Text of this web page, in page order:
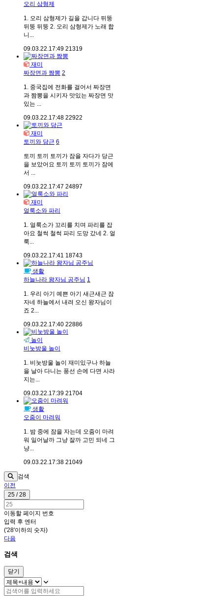
오리 삼형제
1. 오리 삼형제가 길을 갑니다 뒤뚱
뒤뚱 뒤뚱 2. 오리 삼형제가 노래 합
니...
09.03.22.17:49 21319
재미
짜장면과 짬뽕 2
1. 중국집에 전화를 걸어서 짜장면
과 짬뽕을 시키자 맛있는 짜장면 맛
있는 ...
09.03.22.17:48 22922
재미
토끼와 당근 6
토끼 토끼 토끼가 잠을 자다가 당근
을 보았어요 토끼 토끼 토끼가 잠에
서 ...
09.03.22.17:47 24897
재미
얼룩소와 파리
1. 얼룩소가 꼬리를 치며 파리를 잡
아요 철썩 철썩 파리 도망 갔네 2. 얼
룩...
09.03.22.17:41 18743
생활
하늘나라 왕자님 공주님 1
1. 우리 아기 예쁜 아기 새근새근 잠
자네 하늘에서 내려 오신 왕자님이
죠 2...
09.03.22.17:40 22886
놀이
비눗방울 놀이
1. 비눗방울 놀이 재미있구나 하늘
을 날아 다니는 풍선 손에 다면 사라
지는...
09.03.22.17:39 21704
생활
오줌이 마려워
1. 밤 중에 잠을 자는데 오줌이 마려
워 일어날까 그냥 잘까 고민 되네 그
냥...
09.03.22.17:38 21049
검색
이전
25 / 28
이동할 페이지 번호
입력 후 엔터
('28'이하의 숫자)
다음
검색
닫기